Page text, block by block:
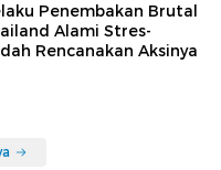
Penembakan Brutal
Alami Stres-
Rencanakan Aksinya